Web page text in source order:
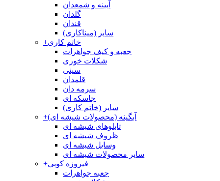
آیینه و شمعدان
گلدان
قندان
سایر (میناکاری)
+خاتم کاری
جعبه و کیف جواهرات
شکلات خوری
سینی
قلمدان
سرمه دان
جاسکه ای
سایر (خاتم کاری)
+آبگینه (محصولات شیشه ای)
تابلوهای شیشه ای
ظروف شیشه ای
وسایل شیشه ای
سایر محصولات شیشه ای
+فیروزه کوبی
جعبه جواهرات